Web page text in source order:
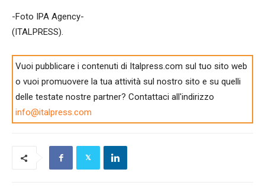
-Foto IPA Agency-
(ITALPRESS).
Vuoi pubblicare i contenuti di Italpress.com sul tuo sito web
o vuoi promuovere la tua attività sul nostro sito e su quelli
delle testate nostre partner? Contattaci all'indirizzo
info@italpress.com